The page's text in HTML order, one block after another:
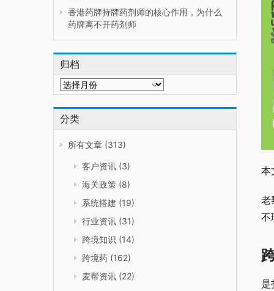
香港药牌持牌药剂师的核心作用，为什么
药牌离不开药剂师
归档
归
档
分类
所有文章 (313)
客户资讯 (3)
海关政策 (8)
系统搭建 (19)
行业资讯 (31)
跨境知识 (14)
跨境药 (162)
麦帮资讯 (22)
本
老
不
是